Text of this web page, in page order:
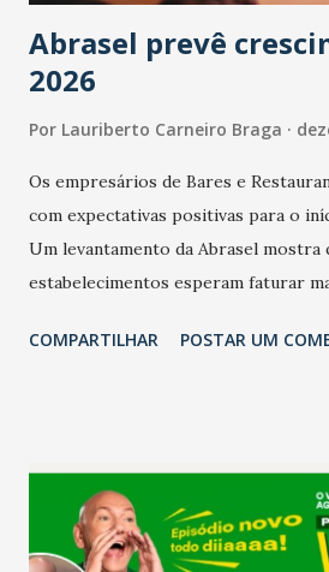
Abrasel prevê
2026
Por Lauriberto Carneiro Braga
Os empresários de Bares e
com expectativas positivas para o
Um levantamento da Abrasel mostra
estabelecimentos esperam faturar
relação ao último trimestre deste
confraternizações de fim de ano e
Salário para um número maior de
país tem a menor taxa de
COMPARTILHAR POSTAR UM